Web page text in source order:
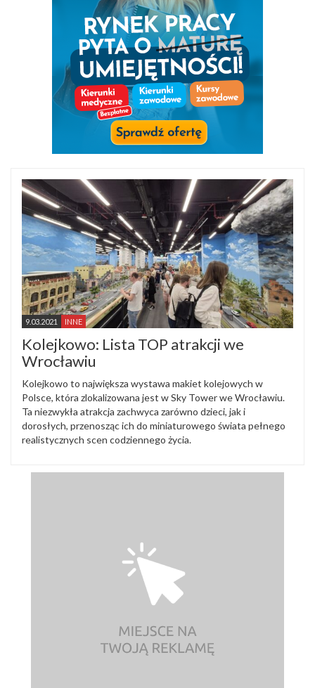
9.03.2021 INNE
Kolejkowo: Lista TOP atrakcji we
Wrocławiu
Kolejkowo to największa wystawa makiet kolejowych w
Polsce, która zlokalizowana jest w Sky Tower we Wrocławiu.
Ta niezwykła atrakcja zachwyca zarówno dzieci, jak i
dorosłych, przenosząc ich do miniaturowego świata pełnego
realistycznych scen codziennego życia.